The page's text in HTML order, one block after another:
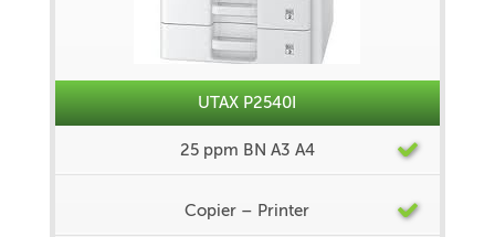
UTAX P2540I
25 ppm BN A3 A4
Copier – Printer